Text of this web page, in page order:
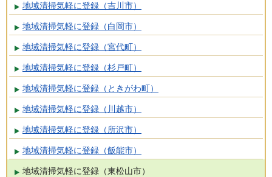
地域清掃気軽に登録（吉川市）
地域清掃気軽に登録（白岡市）
地域清掃気軽に登録（宮代町）
地域清掃気軽に登録（杉戸町）
地域清掃気軽に登録（ときがわ町）
地域清掃気軽に登録（川越市）
地域清掃気軽に登録（所沢市）
地域清掃気軽に登録（飯能市）
地域清掃気軽に登録（東松山市）